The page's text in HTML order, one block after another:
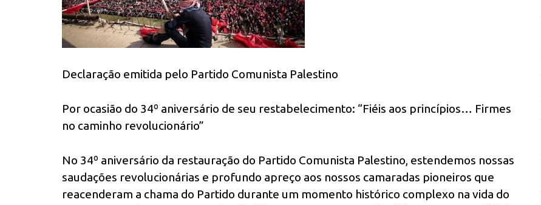
Declaração emitida pelo Partido Comunista Palestino
Por ocasião do 34º aniversário de seu restabelecimento: “Fiéis aos princípios… Firmes
no caminho revolucionário”
No 34º aniversário da restauração do Partido Comunista Palestino, estendemos nossas
saudações revolucionárias e profundo apreço aos nossos camaradas pioneiros que
reacenderam a chama do Partido durante um momento histórico complexo na vida do